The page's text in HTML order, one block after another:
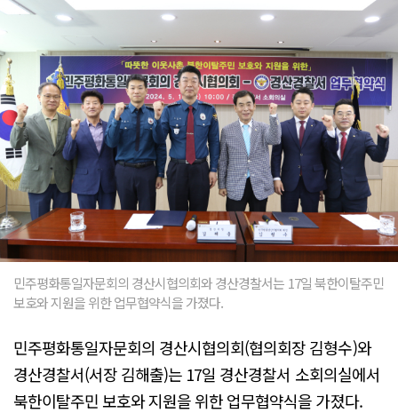
민주평화통일자문회의 경산시협의회와 경산경찰서는 17일 북한이탈주민
보호와 지원을 위한 업무협약식을 가졌다.
민주평화통일자문회의 경산시협의회(협의회장 김형수)와
경산경찰서(서장 김해출)는 17일 경산경찰서 소회의실에서
북한이탈주민 보호와 지원을 위한 업무협약식을 가졌다.